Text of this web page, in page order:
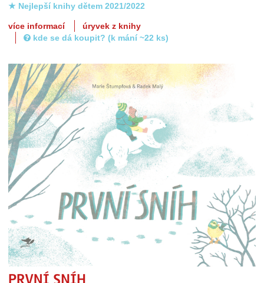
★ Nejlepší knihy dětem 2021/2022
více informací
úryvek z knihy
kde se dá koupit? (k mání ~22 ks)